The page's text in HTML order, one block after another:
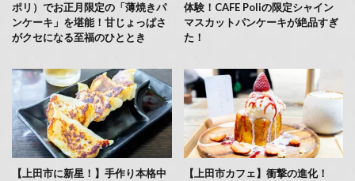
ポリ）でお正月限定の「薄焼きパ
ンケーキ」を堪能！甘じょっぱさ
がクセになる至福のひととき
体験！CAFE Poliの限定シャイン
マスカットパンケーキが絶品すぎ
た！
【上田市に新星！】手作り本格中
【上田市カフェ】衝撃の進化！